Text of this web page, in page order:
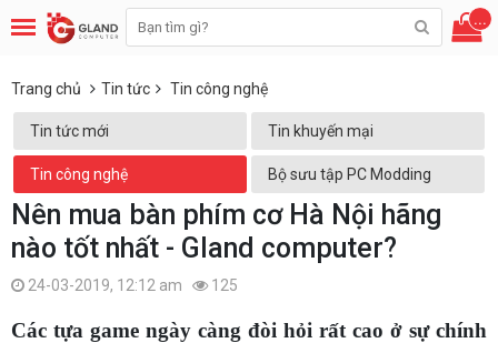
...
Trang chủ Tin tức Tin công nghệ
Tin tức mới Tin khuyến mại
Tin công nghệ Bộ sưu tập PC Modding
Nên mua bàn phím cơ Hà Nội hãng
nào tốt nhất - Gland computer?
24-03-2019, 12:12 am 125
Các tựa game ngày càng đòi hỏi rất cao ở sự chính